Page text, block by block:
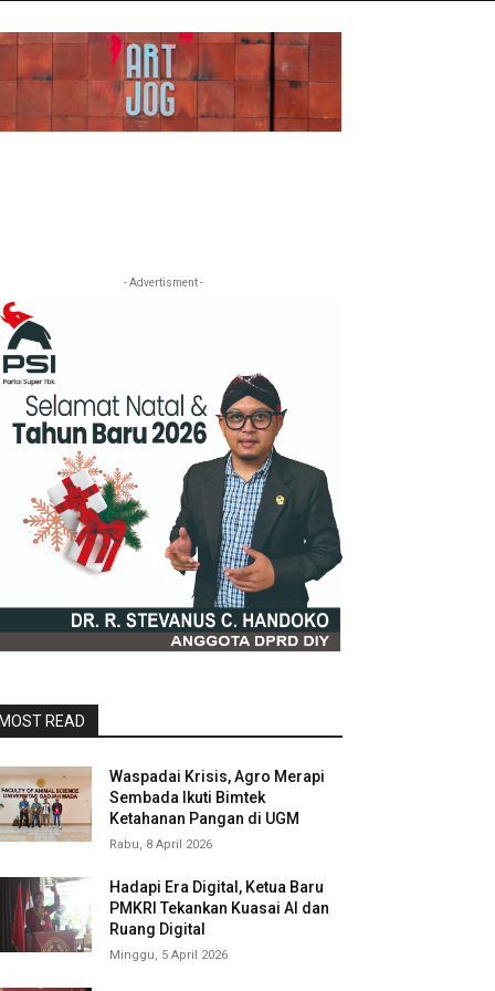
- Advertisment -
READ
Waspadai Krisis, Agro Merapi
Sembada Ikuti Bimtek
Ketahanan Pangan di UGM
Rabu, 8 April 2026
Hadapi Era Digital, Ketua Baru
PMKRI Tekankan Kuasai AI dan
Ruang Digital
Minggu, 5 April 2026